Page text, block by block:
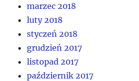
marzec 2018
luty 2018
styczeń 2018
grudzień 2017
listopad 2017
październik 2017